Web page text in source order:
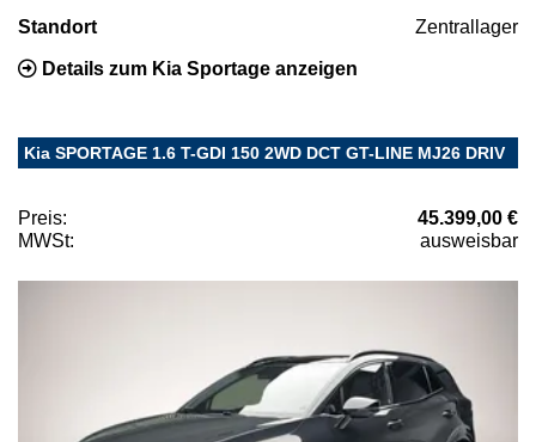
Standort Zentrallager
Details zum Kia Sportage anzeigen
Kia SPORTAGE 1.6 T-GDI 150 2WD DCT GT-LINE MJ26 DRIV
Preis:
45.399,00 €
MWSt:
ausweisbar